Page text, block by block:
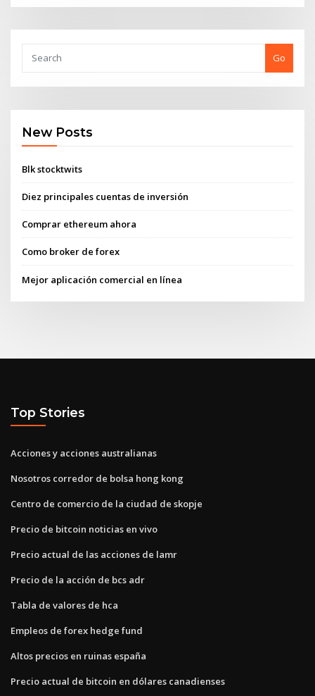
Go
New Posts
Blk stocktwits
Diez principales cuentas de inversión
Comprar ethereum ahora
Como broker de forex
Mejor aplicación comercial en línea
Top Stories
Acciones y acciones australianas
Nosotros corredor de bolsa hong kong
Centro de comercio de la ciudad de skopje
Precio de bitcoin noticias en vivo
Precio actual de las acciones de lamr
Precio de la acción de bcs adr
Tabla de valores de hca
Empleos de forex hedge fund
Altos precios en ruinas españa
Precio actual de bitcoin en dólares canadienses